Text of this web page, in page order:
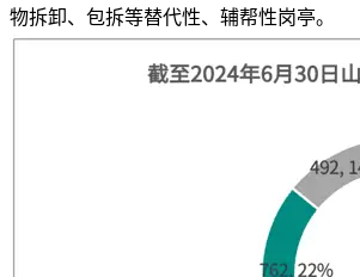
物拆卸、包拆等替代性、辅帮性岗亭。